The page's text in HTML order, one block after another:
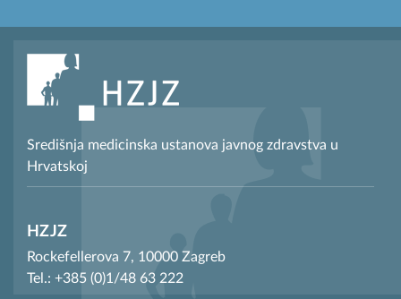
Središnja medicinska ustanova javnog zdravstva u
Hrvatskoj
HZJZ
Rockefellerova 7, 10000 Zagreb
Tel.: +385 (0)1/48 63 222